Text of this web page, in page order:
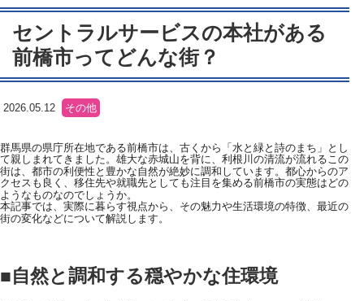
セントラルサービスの本社がある
前橋市ってどんな街？
2026.05.12 その他
群馬県の県庁所在地である前橋市は、古くから「水と緑と詩のまち」とし
て親しまれてきました。雄大な赤城山を背に、利根川の清流が流れるこの
街は、都市の利便性と豊かな自然が絶妙に調和しています。都心からのア
クセスも良く、移住先や就職先としても注目を集める前橋市の実態はどの
ようなものなのでしょうか。
本記事では、実際に暮らす視点から、その魅力や生活環境の特徴、最近の
街の変化などについて解説します。
■自然と調和する穏やかな住環境